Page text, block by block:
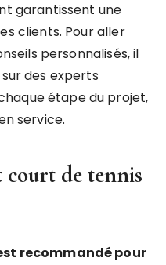
garantissent une
clients. Pour aller
personnalisés, il
des experts
étape du projet,
service.
court de tennis
recommandé pour